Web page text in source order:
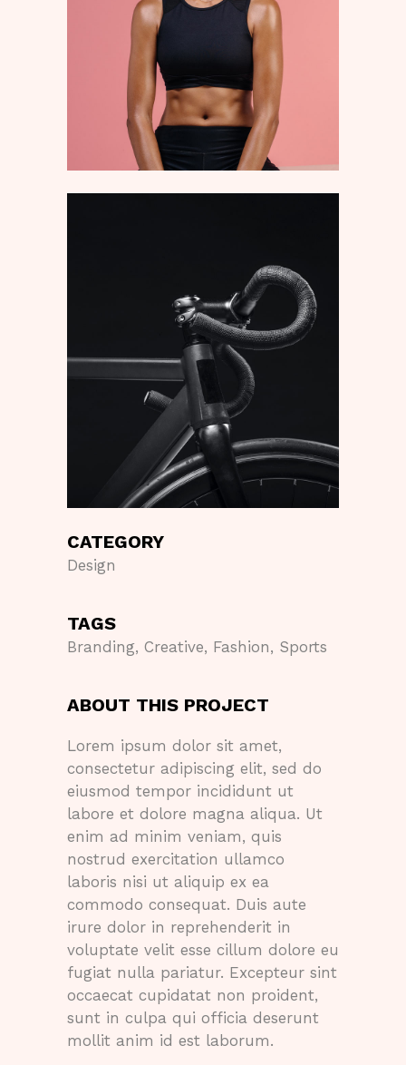
CATEGORY
Design
TAGS
Branding, Creative, Fashion, Sports
ABOUT THIS PROJECT
Lorem ipsum dolor sit amet,
consectetur adipiscing elit, sed do
eiusmod tempor incididunt ut
labore et dolore magna aliqua. Ut
enim ad minim veniam, quis
nostrud exercitation ullamco
laboris nisi ut aliquip ex ea
commodo consequat. Duis aute
irure dolor in reprehenderit in
voluptate velit esse cillum dolore eu
fugiat nulla pariatur. Excepteur sint
occaecat cupidatat non proident,
sunt in culpa qui officia deserunt
mollit anim id est laborum.